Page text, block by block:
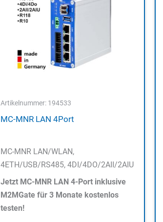
Artikelnummer: 194533
MC-MNR LAN 4Port
MC-MNR LAN/WLAN,
4ETH/USB/RS485, 4DI/4DO/2AII/2AIU
Jetzt MC-MNR LAN 4-Port inklusive
M2MGate für 3 Monate kostenlos
testen!